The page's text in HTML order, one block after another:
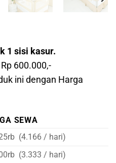
1 sisi kasur.
600.000,-
ini dengan Harga
SEWA
(4.166 / hari)
(3.333 / hari)